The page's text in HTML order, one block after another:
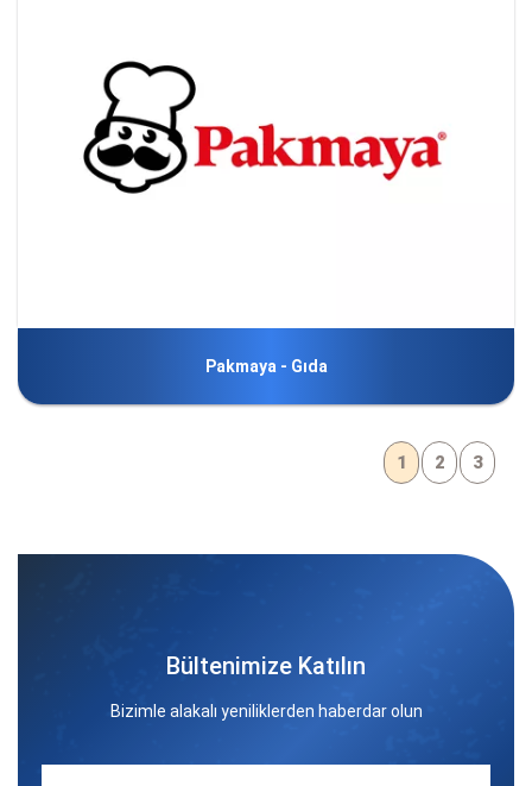
Pakmaya - Gıda
1 2 3
Bültenimize Katılın
Bizimle alakalı yeniliklerden haberdar olun